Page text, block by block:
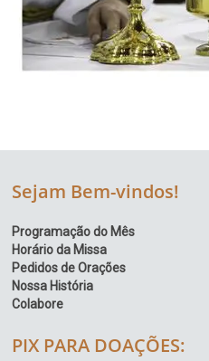
Sejam Bem-vindos!
Programação do Mês
Horário da Missa
Pedidos de Orações
Nossa História
Colabore
PIX PARA DOAÇÕES: